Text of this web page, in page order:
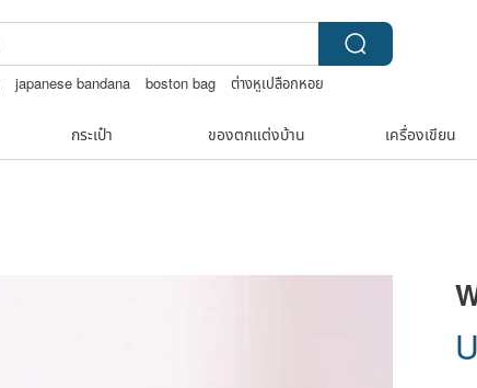
japanese bandana boston bag
ต่างหูเปลือกหอย
กระเป๋า ของตกแต่งบ้าน เครื่องเขียน